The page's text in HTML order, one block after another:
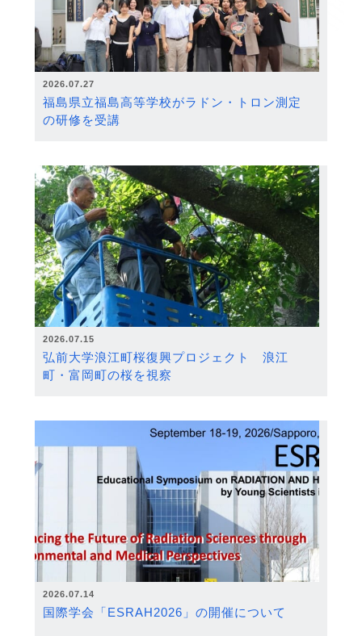
2026.07.27
福島県立福島高等学校がラドン・トロン測定
の研修を受講
2026.07.15
弘前大学浪江町桜復興プロジェクト 浪江
町・富岡町の桜を視察
2026.07.14
国際学会「ESRAH2026」の開催について